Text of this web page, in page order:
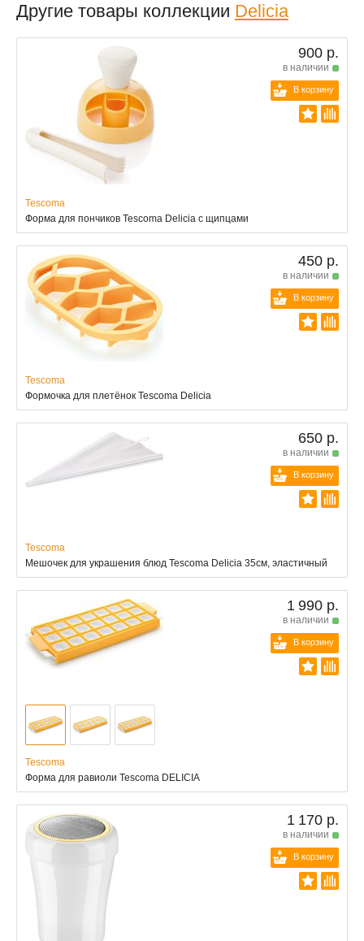
Другие товары коллекции Delicia
900 р.
в наличии
В корзину
Tescoma
Форма для пончиков Tescoma Delicia с щипцами
450 р.
в наличии
В корзину
Tescoma
Формочка для плетёнок Tescoma Delicia
650 р.
в наличии
В корзину
Tescoma
Мешочек для украшения блюд Tescoma Delicia 35см, эластичный
1 990 р.
в наличии
В корзину
Tescoma
Форма для равиоли Tescoma DELICIA
1 170 р.
в наличии
В корзину